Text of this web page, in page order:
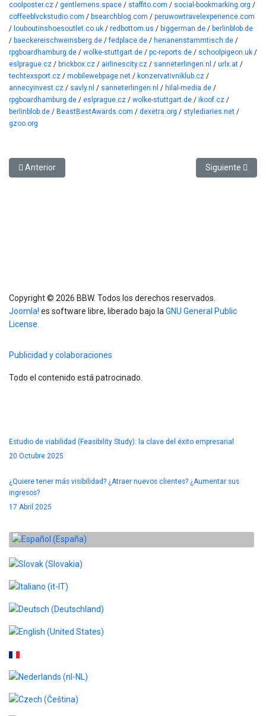
coolposter.cz / gentlemens.space / staffito.com / social-bookmarking.org /
coffeeblvckstudio.com / bsearchblog.com / peruwowtravelexperience.com
/ louboutinshoesoutlet.co.uk / redbottom.us / biggerman.de / berlinblob.de
/ baeckereischweinsberg.de /fedplace.de / henanenstammtisch.de /
rpgboardhamburg.de / wolke-stuttgart.de / pc-reports.de / schoolpigeon.uk /
eslprague.cz / brickbox.cz / airlinescity.cz / sanneterlingen.nl / urlx.at /
techtexsport.cz / mobilewebpage.net / konzervativniklub.cz /
annecyinvest.cz / savly.nl / sanneterlingen.nl / hilal-media.de /
rpgboardhamburg.de / eslprague.cz / wolke-stuttgart.de / ikoof.cz /
berlinblob.de / BeastBestAwards.com / dexetra.org / stylediaries.net /
gzoo.org
Artículo anterior: Estudio de viabilidad (Feasibility Study): la clave
Anterior Artículo
Siguiente
Copyright © 2026 BBW. Todos los derechos reservados.
Joomla! es software libre, liberado bajo la GNU General Public
License.
Publicidad y colaboraciones
Todo el contenido está patrocinado.
Estudio de viabilidad (Feasibility Study): la clave del éxito empresarial
20 Octubre 2025
¿Quiere tener más visibilidad? ¿Atraer nuevos clientes? ¿Aumentar sus
ingresos?
17 Abril 2025
Seleccione su idioma